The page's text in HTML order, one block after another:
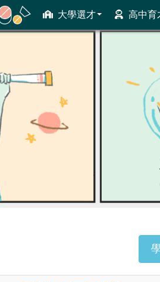
大學選才 高中育
與高中育才輔助系統